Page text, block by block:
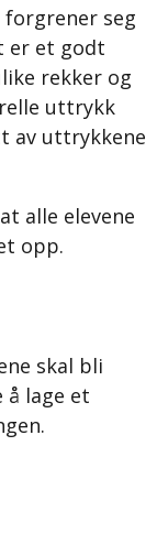
seg
er et godt
rekker og
uttrykk
av uttrykkene
alle elevene
opp.
skal bli
lage et